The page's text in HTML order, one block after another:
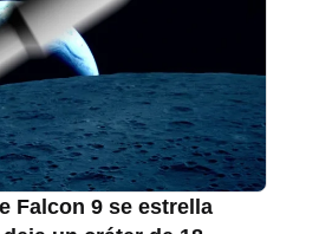
Falcon 9 se estrella